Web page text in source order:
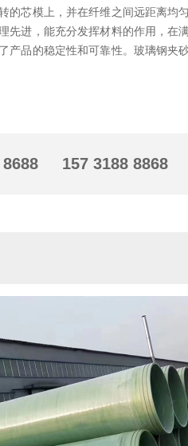
的芯模上，并在纤维之间远距离均
先进，能充分发挥材料的作用，在
产品的稳定性和可靠性。玻璃钢夹
157 3188 8868